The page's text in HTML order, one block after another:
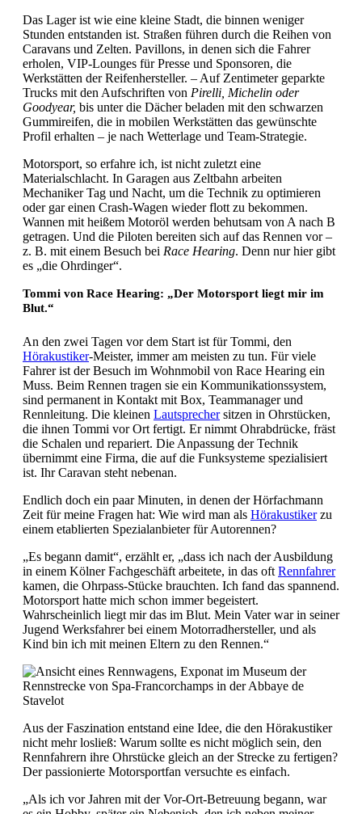
Das Lager ist wie eine kleine Stadt, die binnen weniger
Stunden entstanden ist. Straßen führen durch die Reihen von
Caravans und Zelten. Pavillons, in denen sich die Fahrer
erholen, VIP-Lounges für Presse und Sponsoren, die
Werkstätten der Reifenhersteller. – Auf Zentimeter geparkte
Trucks mit den Aufschriften von Pirelli, Michelin oder
Goodyear, bis unter die Dächer beladen mit den schwarzen
Gummireifen, die in mobilen Werkstätten das gewünschte
Profil erhalten – je nach Wetterlage und Team-Strategie.
Motorsport, so erfahre ich, ist nicht zuletzt eine
Materialschlacht. In Garagen aus Zeltbahn arbeiten
Mechaniker Tag und Nacht, um die Technik zu optimieren
oder gar einen Crash-Wagen wieder flott zu bekommen.
Wannen mit heißem Motoröl werden behutsam von A nach B
getragen. Und die Piloten bereiten sich auf das Rennen vor –
z. B. mit einem Besuch bei Race Hearing. Denn nur hier gibt
es „die Ohrdinger“.
Tommi von Race Hearing: „Der Motorsport liegt mir im
Blut.“
An den zwei Tagen vor dem Start ist für Tommi, den
Hörakustiker-Meister, immer am meisten zu tun. Für viele
Fahrer ist der Besuch im Wohnmobil von Race Hearing ein
Muss. Beim Rennen tragen sie ein Kommunikationssystem,
sind permanent in Kontakt mit Box, Teammanager und
Rennleitung. Die kleinen Lautsprechersitzen in Ohrstücken,
die ihnen Tommi vor Ort fertigt. Er nimmt Ohrabdrücke, fräst
die Schalen und repariert. Die Anpassung der Technik
übernimmt eine Firma, die auf die Funksysteme spezialisiert
ist. Ihr Caravan steht nebenan.
Endlich doch ein paar Minuten, in denen der Hörfachmann
Zeit für meine Fragen hat: Wie wird man als Hörakustikerzu
einem etablierten Spezialanbieter für Autorennen?
„Es begann damit“, erzählt er, „dass ich nach der Ausbildung
in einem Kölner Fachgeschäft arbeitete, in das oft Rennfahrer
kamen, die Ohrpass-Stücke brauchten. Ich fand das spannend.
Motorsport hatte mich schon immer begeistert.
Wahrscheinlich liegt mir das im Blut. Mein Vater war in seiner
Jugend Werksfahrer bei einem Motorradhersteller, und als
Kind bin ich mit meinen Eltern zu den Rennen.“
Aus der Faszination entstand eine Idee, die den Hörakustiker
nicht mehr losließ: Warum sollte es nicht möglich sein, den
Rennfahrern ihre Ohrstücke gleich an der Strecke zu fertigen?
Der passionierte Motorsportfan versuchte es einfach.
„Als ich vor Jahren mit der Vor-Ort-Betreuung begann, war